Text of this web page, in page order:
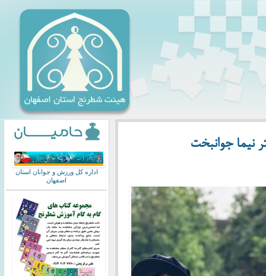
نیما جوانبخت
اداره کل ورزش و جوانان استان
اصفهان